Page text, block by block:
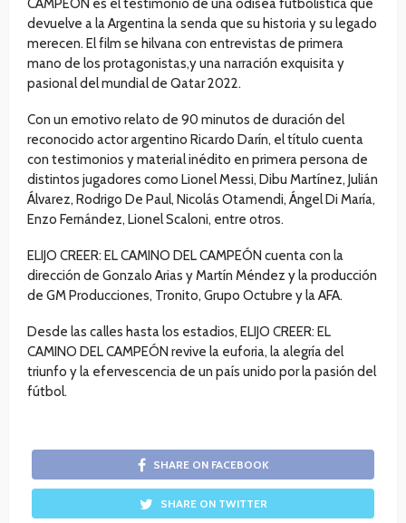
CAMPEÓN es el testimonio de una odisea futbolística que
devuelve a la Argentina la senda que su historia y su legado
merecen. El film se hilvana con entrevistas de primera
mano de los protagonistas,y una narración exquisita y
pasional del mundial de Qatar 2022.
Con un emotivo relato de 90 minutos de duración del
reconocido actor argentino Ricardo Darín, el título cuenta
con testimonios y material inédito en primera persona de
distintos jugadores como Lionel Messi, Dibu Martínez, Julián
Álvarez, Rodrigo De Paul, Nicolás Otamendi, Ángel Di María,
Enzo Fernández, Lionel Scaloni, entre otros.​
ELIJO CREER: EL CAMINO DEL CAMPEÓN cuenta con la
dirección de Gonzalo Arias y Martín Méndez y la producción
de GM Producciones, Tronito, Grupo Octubre y la AFA.
Desde las calles hasta los estadios, ELIJO CREER: EL
CAMINO DEL CAMPEÓN revive la euforia, la alegría del
triunfo y la efervescencia de un país unido por la pasión del
fútbol.
SHARE ON FACEBOOK
SHARE ON TWITTER